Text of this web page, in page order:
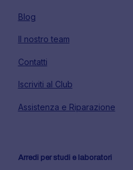
Blog
Il nostro team
Contatti
Iscriviti al Club
Assistenza e Riparazione
Arredi per studi e laboratori